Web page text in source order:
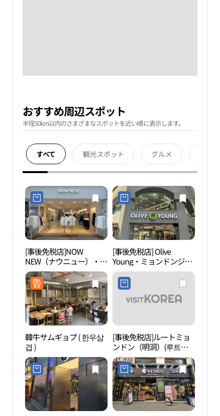
おすすめ周辺スポット
半径50km以内のさまざまなスポットを近い順に表示します。
すべて 観光スポット グルメ
[事後免税店]NOW
NEW（ナウニュー）・ミ
ョンドン（明洞）店(나
우뉴 명동점)
[事後免税店] Olive
Young・ミョンドンジュ
ンアン（明洞中央）店
(올리브영 명동중앙점)
韓牛サムギョプ ( 한우삼
겹 )
[事後免税店]ルートミョ
ンドン（明洞）(루트명
동)